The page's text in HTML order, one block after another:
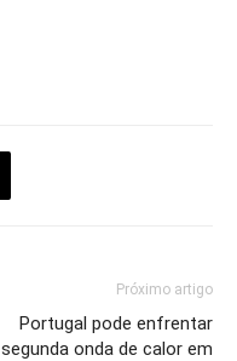
Próximo artigo
Portugal pode enfrentar
segunda onda de calor em